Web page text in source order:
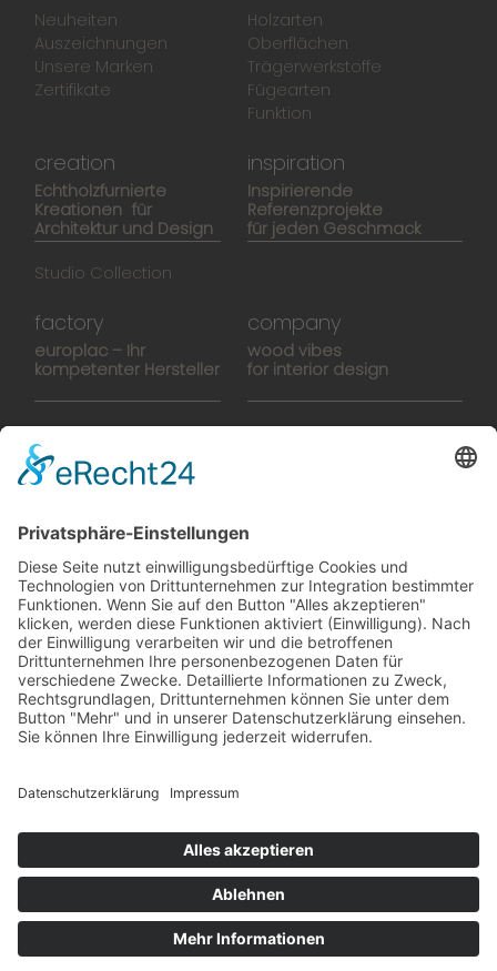
Neuheiten
Auszeichnungen
Unsere Marken
Zertifikate
Holzarten
Oberflächen
Trägerwerkstoffe
Fügearten
Funktion
creation
Echtholzfurnierte
Kreationen für
Architektur und Design
Studio Collection
inspiration
Inspirierende
Referenzprojekte
für jeden Geschmack
factory
europlac – Ihr
kompetenter Hersteller
Hightech-Fertigung
Manufaktur
company
wood vibes
for interior design
europlacHOUSE
Karriere
Booklet
SalesTools
green vibes
Auf dem Weg in eine
lebenswerte Zukunft
© 2024 Europlac. All Rights Reserved
Allgemeine Geschäftsbedingungen
Impressum
Datenschutz